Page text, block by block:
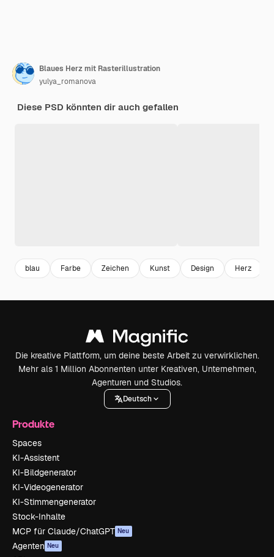
Blaues Herz mit Rasterillustration
yulya_romanova
Diese PSD könnten dir auch gefallen
blau Farbe Zeichen Kunst Design Herz
Die kreative Plattform, um deine beste Arbeit zu verwirklichen.
Mehr als 1 Million Abonnenten unter Kreativen, Unternehmen,
Agenturen und Studios.
Deutsch
Produkte
Spaces
KI-Assistent
KI-Bildgenerator
KI-Videogenerator
KI-Stimmengenerator
Stock-Inhalte
MCP für Claude/ChatGPT Neu
Agenten Neu